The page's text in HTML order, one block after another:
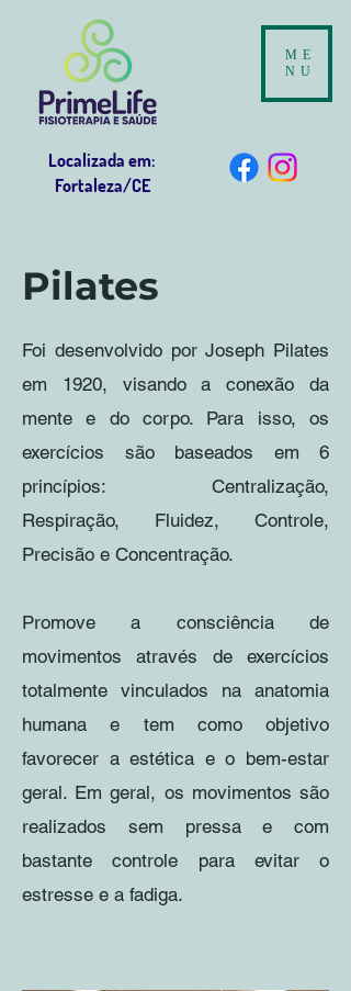
ME
NU
Localizada em:
Fortaleza/CE
Pilates
Foi desenvolvido por Joseph Pilates
em 1920, visando a conexão da
mente e do corpo. Para isso, os
exercícios são baseados em 6
princípios: Centralização,
Respiração, Fluidez, Controle,
Precisão e Concentração.
Promove a consciência de
movimentos através de exercícios
totalmente vinculados na anatomia
humana e tem como objetivo
favorecer a estética e o bem-estar
geral. Em geral, os movimentos são
realizados sem pressa e com
bastante controle para evitar o
estresse e a fadiga.